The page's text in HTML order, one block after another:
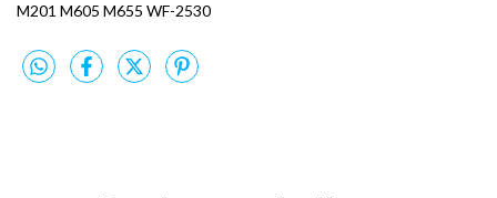
M201 M605 M655 WF-2530